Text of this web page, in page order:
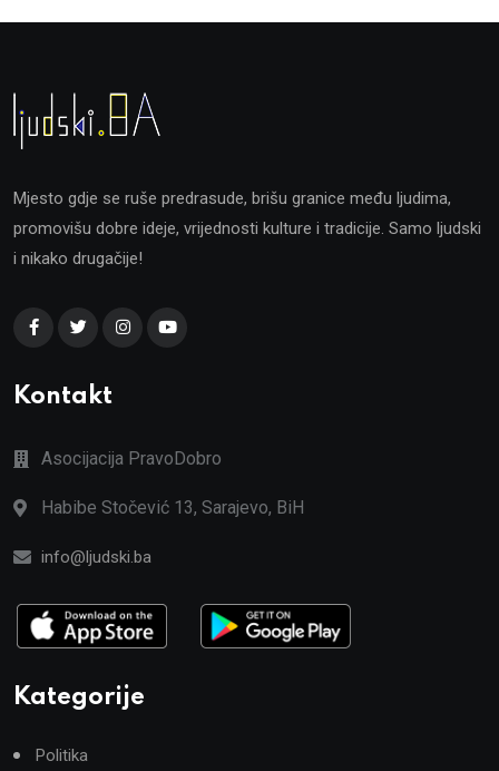
Mjesto gdje se ruše predrasude, brišu granice među ljudima,
promovišu dobre ideje, vrijednosti kulture i tradicije. Samo ljudski
i nikako drugačije!
Kontakt
Asocijacija PravoDobro
Habibe Stočević 13, Sarajevo, BiH
info@ljudski.ba
Kategorije
Politika